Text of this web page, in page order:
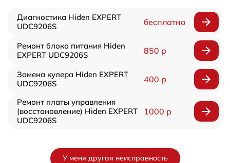
Диагностика Hiden EXPERT
UDC9206S
бесплатно
Ремонт блока питания Hiden
EXPERT UDC9206S
850 р
Замена кулера Hiden EXPERT
UDC9206S
400 р
Ремонт платы управления
(восстановление) Hiden EXPERT
UDC9206S
1000 р
У меня другая неисправность